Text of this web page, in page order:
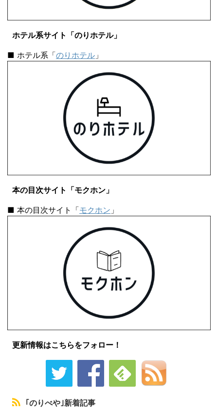
ホテル系サイト「のりホテル」
■ ホテル系「のりホテル 」
本の目次サイト「モクホン」
■ 本の目次サイト「モクホン 」
更新情報はこちらをフォロー！
｢のりべや｣新着記事